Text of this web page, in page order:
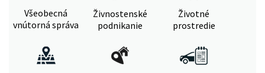
Všeobecná
vnútorná správa
Živnostenské
podnikanie
Životné
prostredie